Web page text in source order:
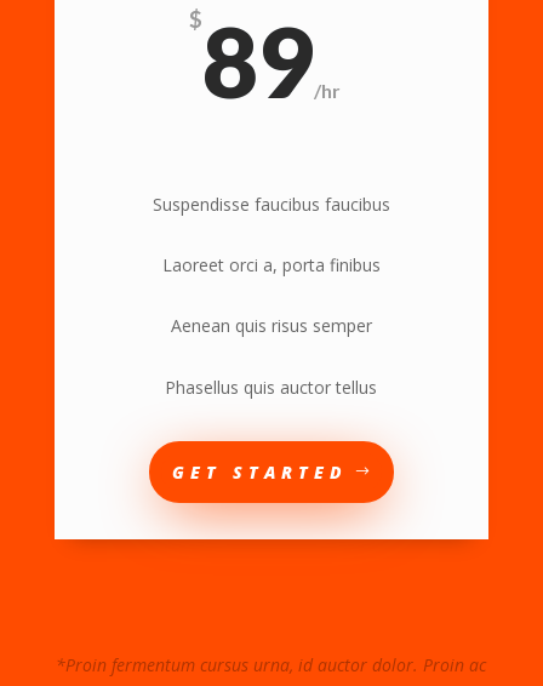
$89/hr
Suspendisse faucibus faucibus
Laoreet orci a, porta finibus
Aenean quis risus semper
Phasellus quis auctor tellus
GET STARTED
*Proin fermentum cursus urna, id auctor dolor. Proin ac